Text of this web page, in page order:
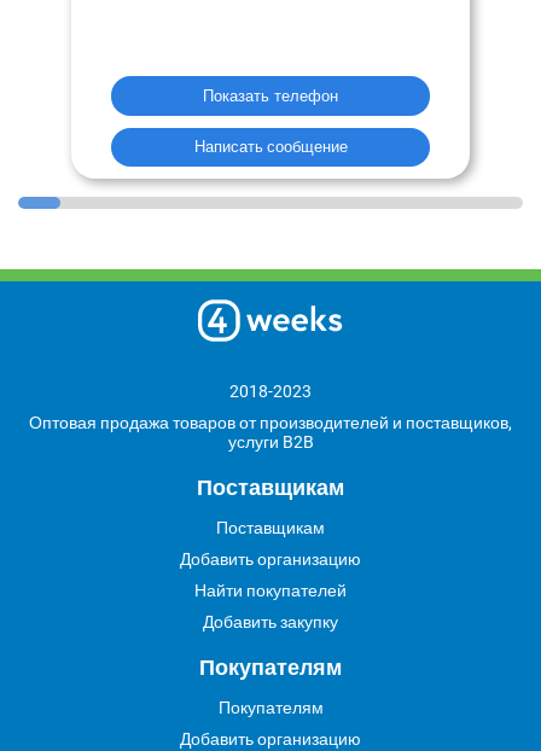
Показать телефон
Написать сообщение
2018-2023
Оптовая продажа товаров от производителей и поставщиков,
услуги B2B
Поставщикам
Поставщикам
Добавить организацию
Найти покупателей
Добавить закупку
Покупателям
Покупателям
Добавить организацию